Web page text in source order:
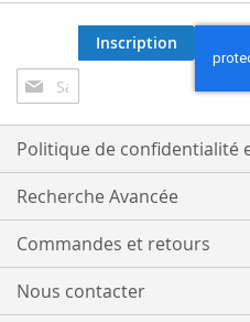
Inscription
à
notre
lettre
d’information
:
Inscription
Politique de confidentialité
Recherche Avancée
Commandes et retours
Nous contacter